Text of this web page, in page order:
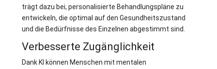
trägt dazu bei, personalisierte Behandlungspläne zu
entwickeln, die optimal auf den Gesundheitszustand
und die Bedürfnisse des Einzelnen abgestimmt sind.
Verbesserte Zugänglichkeit
Dank KI können Menschen mit mentalen